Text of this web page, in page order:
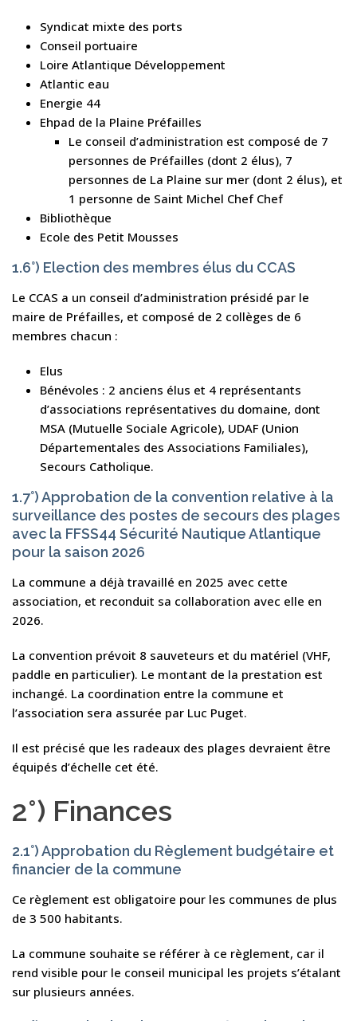
Syndicat mixte des ports
Conseil portuaire
Loire Atlantique Développement
Atlantic eau
Energie 44
Ehpad de la Plaine Préfailles
Le conseil d’administration est composé de 7
personnes de Préfailles (dont 2 élus), 7
personnes de La Plaine sur mer (dont 2 élus), et
1 personne de Saint Michel Chef Chef
Bibliothèque
Ecole des Petit Mousses
1.6°) Election des membres élus du CCAS
Le CCAS a un conseil d’administration présidé par le
maire de Préfailles, et composé de 2 collèges de 6
membres chacun :
Elus
Bénévoles : 2 anciens élus et 4 représentants
d’associations représentatives du domaine, dont
MSA (Mutuelle Sociale Agricole), UDAF (Union
Départementales des Associations Familiales),
Secours Catholique.
1.7°) Approbation de la convention relative à la
surveillance des postes de secours des plages
avec la FFSS44 Sécurité Nautique Atlantique
pour la saison 2026
La commune a déjà travaillé en 2025 avec cette
association, et reconduit sa collaboration avec elle en
2026.
La convention prévoit 8 sauveteurs et du matériel (VHF,
paddle en particulier). Le montant de la prestation est
inchangé. La coordination entre la commune et
l’association sera assurée par Luc Puget.
Il est précisé que les radeaux des plages devraient être
équipés d’échelle cet été.
2°) Finances
2.1°) Approbation du Règlement budgétaire et
financier de la commune
Ce règlement est obligatoire pour les communes de plus
de 3 500 habitants.
La commune souhaite se référer à ce règlement, car il
rend visible pour le conseil municipal les projets s’étalant
sur plusieurs années.